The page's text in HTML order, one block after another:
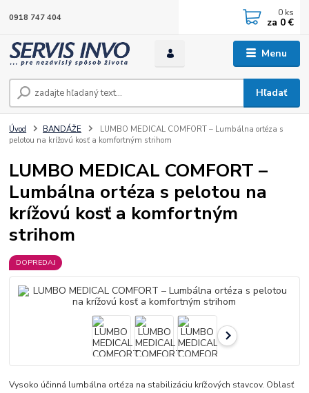
Menu
Hľadať
0918 747 404 0 ks
za 0 €
Úvod BANDÁŽE
LUMBO MEDICAL COMFORT – Lumbálna ortéza s
pelotou na krížovú kosť a komfortným strihom
LUMBO MEDICAL COMFORT –
Lumbálna ortéza s pelotou na
krížovú kosť a komfortným
strihom
DOPREDAJ
Vysoko účinná lumbálna ortéza na stabilizáciu krížových stavcov. Oblasť